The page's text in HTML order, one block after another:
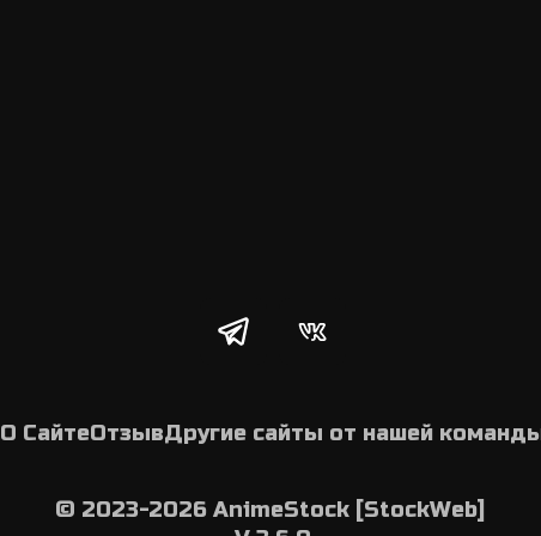
О СайтеОтзывДругие сайты от нашей
© 2023-2026 AnimeStock [StockWeb]